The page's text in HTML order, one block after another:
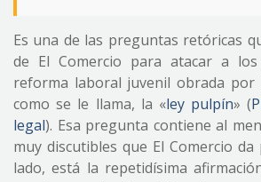
Es una de las preguntas retóricas
de El Comercio para atacar a
reforma laboral juvenil obrada por
como se le llama, la «ley pulpín» (
legal). Esa pregunta contiene al
muy discutibles que El Comercio
lado, está la repetidísima